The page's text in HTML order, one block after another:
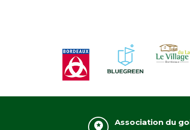
Association du